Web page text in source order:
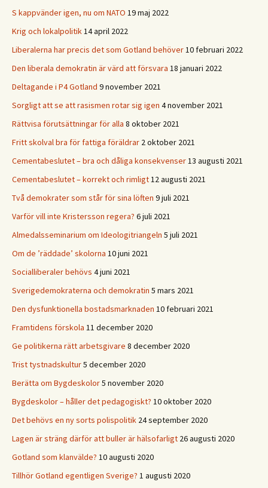
S kappvänder igen, nu om NATO 19 maj 2022
Krig och lokalpolitik14 april 2022
Liberalerna har precis det som Gotland behöver10 februari 2022
Den liberala demokratin är värd att försvara 18 januari 2022
Deltagande i P4 Gotland 9 november 2021
Sorgligt att se att rasismen rotar sig igen 4 november 2021
Rättvisa förutsättningar för alla 8 oktober 2021
Fritt skolval bra för fattiga föräldrar 2 oktober 2021
Cementabeslutet – bra och dåliga konsekvenser13 augusti 2021
Cementabeslutet – korrekt och rimligt12 augusti 2021
Två demokrater som står för sina löften 9 juli 2021
Varför vill inte Kristersson regera? 6 juli 2021
Almedalsseminarium om Ideologitriangeln 5 juli 2021
Om de ’räddade’ skolorna 10 juni 2021
Socialliberaler behövs 4 juni 2021
Sverigedemokraterna och demokratin 5 mars 2021
Den dysfunktionella bostadsmarknaden 10 februari 2021
Framtidens förskola 11 december 2020
Ge politikerna rätt arbetsgivare 8 december 2020
Trist tystnadskultur5 december 2020
Berätta om Bygdeskolor5 november 2020
Bygdeskolor – håller det pedagogiskt? 10 oktober 2020
Det behövs en ny sorts polispolitik 24 september 2020
Lagen är sträng därför att buller är hälsofarligt 26 augusti 2020
Gotland som klanvälde? 10 augusti 2020
Tillhör Gotland egentligen Sverige? 1 augusti 2020